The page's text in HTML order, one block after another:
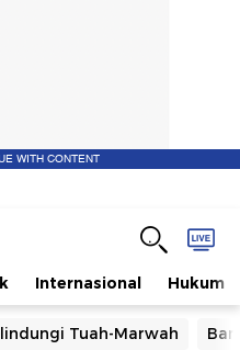
WITH CONTENT
Internasional Hukum
Tuah-Marwah